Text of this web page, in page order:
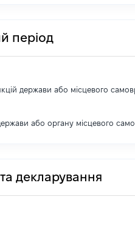
період
держави або місцевого
або органу місцевого
декларування